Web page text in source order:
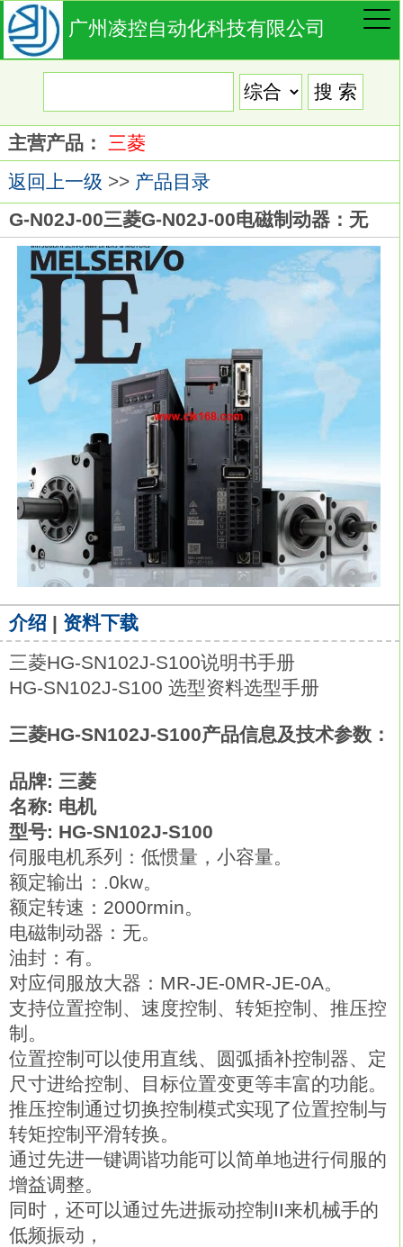
广州凌控自动化科技有限公司
主营产品：
三菱
返回上一级 >> 产品目录
G-N02J-00三菱G-N02J-00电磁制动器：无
介绍 | 资料下载
三菱HG-SN102J-S100说明书手册
HG-SN102J-S100 选型资料选型手册
三菱HG-SN102J-S100产品信息及技术参数：
品牌: 三菱
名称: 电机
型号: HG-SN102J-S100
伺服电机系列：低惯量，小容量。
额定输出：.0kw。
额定转速：2000rmin。
电磁制动器：无。
油封：有。
对应伺服放大器：MR-JE-0MR-JE-0A。
支持位置控制、速度控制、转矩控制、推压控
制。
位置控制可以使用直线、圆弧插补控制器、定
尺寸进给控制、目标位置变更等丰富的功能。
推压控制通过切换控制模式实现了位置控制与
转矩控制平滑转换。
通过先进一键调谐功能可以简单地进行伺服的
增益调整。
同时，还可以通过先进振动控制II来机械手的
低频振动，